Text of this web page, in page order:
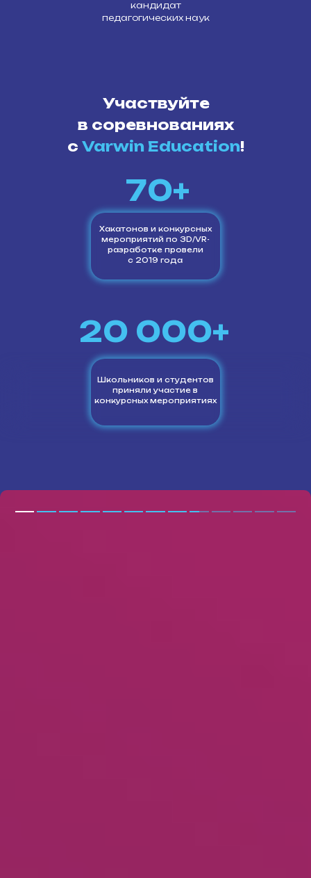
кандидат
педагогических наук
70+
20 000+
Школьников и студентов
приняли участие в
конкурсных мероприятиях
Хакатонов и конкурсных
мероприятий по 3D/VR-
разработке провели
с 2019 года
Участвуйте
в соревнованиях
с Varwin Education!